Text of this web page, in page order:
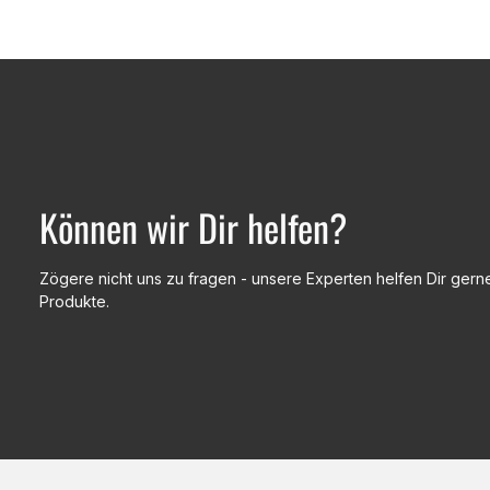
Können wir Dir helfen?
Zögere nicht uns zu fragen - unsere Experten helfen Dir
Produkte.